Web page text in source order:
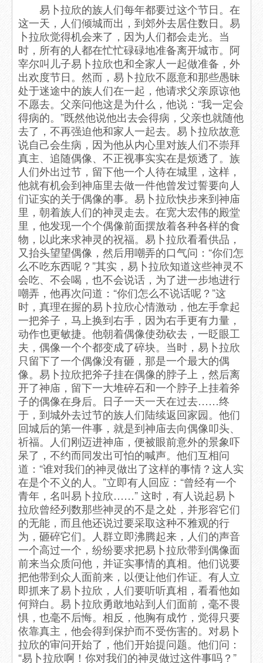
易卜拉欣的族人们每年都要过这个节日。在
这一天，人们倾城而出，到郊外去居住数日。易
卜拉欣觉得机会来了，因为人们都会走光。当
时，所有的人都在忙忙碌碌地准备离开城市。阿
宰尔叫儿子易卜拉欣也和全家人一起做准备，外
出欢度节日。然而，易卜拉欣不愿意和那些愚昧
处于迷途中的族人们在一起，他请求父亲原谅他
不愿去。父亲问他这是为什么，他说：“我一定会
得病的。”既然他说他出去会得病，父亲也就随他
去了，不再强迫他和家人一起去。易卜拉欣故意
说自己会生病，因为他从内心里对族人们不崇拜
真主、追随偶像、不正视事实实在是烦透了。族
人们外出过节，留下他一个人待在城里，这样，
他就有机会到神庙里去做一件他曾发过誓要向人
们证实的关于偶像的事。易卜拉欣快步来到神庙
里，朝着族人们的神灵走去。在宽大宏伟的殿堂
里，他发现一个个偶像前面摆放着各种各样的食
物，以此来求神灵的祝福。易卜拉欣看看供品，
又抬头望望偶像，然后用嘲弄的口气问：“你们怎
么不吃东西呢？”其实，易卜拉欣知道这些神灵不
会吃、不会喝，也不会说话，为了进一步地进行
嘲弄，他再次问道：“你们怎么不说话呢？”这
时，真理在握的易卜拉欣心情激动，他左手拿起
一把斧子，马上换到右手，因为右手更有力量，
动作也更敏捷。他朝着偶像使劲砍去，一眨眼工
夫，偶像一个个都变成了碎块。当时，易卜拉欣
只留下了一个偶像没有砸，那是一个最大的偶
像。易卜拉欣把斧子挂在偶像的脖子上，然后离
开了神庙，留下一大堆碎石和一个脖子上挂着斧
子的偶像在身后。日子一天一天在过去……终
于，到城外去过节的族人们陆续返回家园。他们
回城后的第一件事，就是到神庙去向偶像叩头、
祈福。人们刚迈进神庙，便被眼前意外的景象吓
呆了，不约而同发出可怕的喊声。他们互相问
道：“谁对我们的神灵做出了这样的事情？这人实
在是个不义的人。”立即有人回应：“曾经有一个
青年，名叫易卜拉欣……” 这时，有人说起易卜
拉欣曾经列数那些神灵的不是之处，并形容它们
的无能，而且他还说过要采取这种不雅观的行
为，砸碎它们。人群立即沸腾起来，人们的声音
一个高过一个，纷纷要求把易卜拉欣带到偶像面
前来当众质问他，并证实事情的真相。他们说要
把他带到众人面前来，以便让他们作证。有人立
即抓来了易卜拉欣，人们要听听真相，看看他如
何辩白。易卜拉欣勇敢地站到人们面前，毫不畏
惧，也毫不后悔。相反，他胸有成竹，觉得只要
依靠真主，他会得到保护而不受伤害的。对易卜
拉欣的审问开始了，他们开始提问题。他们问：
“易卜拉欣啊！你对我们的神灵做过这件事吗？”